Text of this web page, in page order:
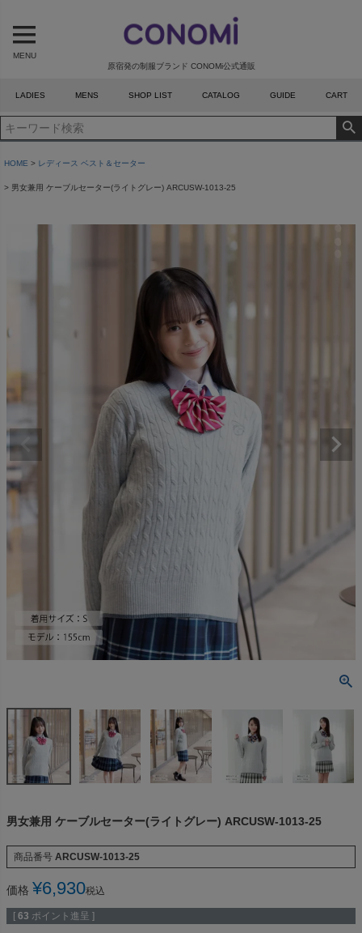
原宿発の制服ブランド CONOMi公式通販
MENU
LADIES MENS SHOP LIST CATALOG GUIDE CART
HOME レディース ベスト＆セーター
男女兼用 ケーブルセーター(ライトグレー) ARCUSW-1013-25
男女兼用 ケーブルセーター(ライトグレー) ARCUSW-1013-25
商品番号 ARCUSW-1013-25
価格 ¥6,930税込
[ 63 ポイント進呈 ]